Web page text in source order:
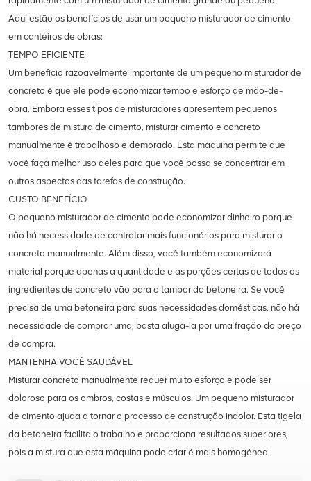
Aqui estão os benefícios de usar um pequeno misturador de cimento
em canteiros de obras:
TEMPO EFICIENTE
Um benefício razoavelmente importante de um pequeno misturador de
concreto é que ele pode economizar tempo e esforço de mão-de-
obra. Embora esses tipos de misturadores apresentem pequenos
tambores de mistura de cimento, misturar cimento e concreto
manualmente é trabalhoso e demorado. Esta máquina permite que
você faça melhor uso deles para que você possa se concentrar em
outros aspectos das tarefas de construção.
CUSTO BENEFÍCIO
O pequeno misturador de cimento pode economizar dinheiro porque
não há necessidade de contratar mais funcionários para misturar o
concreto manualmente. Além disso, você também economizará
material porque apenas a quantidade e as porções certas de todos os
ingredientes de concreto vão para o tambor da betoneira. Se você
precisa de uma betoneira para suas necessidades domésticas, não há
necessidade de comprar uma, basta alugá-la por uma fração do preço
de compra.
MANTENHA VOCÊ SAUDÁVEL
Misturar concreto manualmente requer muito esforço e pode ser
doloroso para os ombros, costas e músculos. Um pequeno misturador
de cimento ajuda a tornar o processo de construção indolor. Esta tigela
da betoneira facilita o trabalho e proporciona resultados superiores,
pois a mistura que esta máquina pode criar é mais homogênea.